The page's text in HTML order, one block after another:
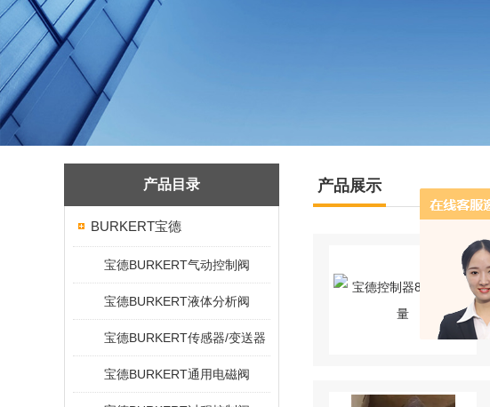
产品目录
BURKERT宝德
宝德BURKERT气动控制阀
宝德BURKERT液体分析阀
宝德BURKERT传感器/变送器
宝德BURKERT通用电磁阀
产品展示